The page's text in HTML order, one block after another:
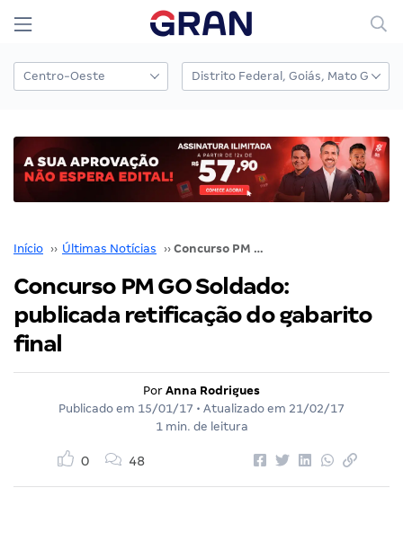
Início ›› Últimas Notícias ›› Concurso PM GO Soldado: publicada retificação do gabarito final
Concurso PM GO Soldado:
publicada retificação do gabarito
final
Por Anna Rodrigues
Publicado em 15/01/17 • Atualizado em 21/02/17
1 min. de leitura
0 48